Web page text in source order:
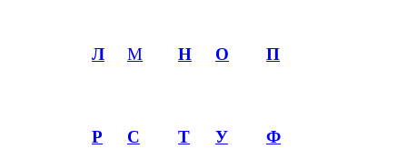
Л М Н О П
Р С Т У Ф